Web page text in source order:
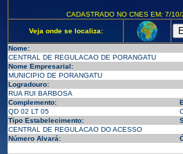
CADASTRADO NO CNES EM: 7/
Veja onde se localiza:
Nome:
CENTRAL DE REGULACAO DE PORANGATU
Nome Empresarial:
MUNICIPIO DE PORANGATU
Logradouro:
RUA RUI BARBOSA
Complemento:
QD 02 LT 05
Tipo Estabelecimento:
CENTRAL DE REGULACAO DO ACESSO
Número Alvará: